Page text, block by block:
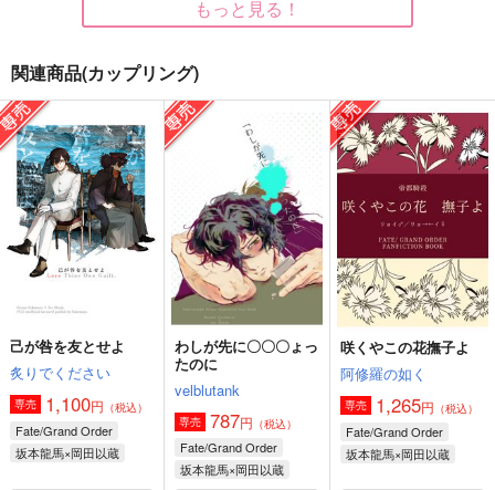
特異点：白騎竜躯余
夢 アルヴァライヒ
月草と櫨
1,760円（税込）
青柳冬弥×東雲彰人
サンプル
作品詳細
それでも今を生きてい
く
1,305円（税込）
リンク×ゼルダ
サンプル
作品詳細
王国へ
ナトリウムランプ
（税込）
セフィロス×クラウド
サンプル
作品詳細
もっと見る！
関連商品(カップリング)
己が咎を友とせよ
炙りでください
専売 1,100円 （税込）
Fate/Grand Order
坂本龍馬×岡田以蔵
わしが先に〇〇〇ょっ
たのに
velblutank
専売 787円 （税込）
Fate/Grand Order
坂本龍馬×岡田以蔵
咲くやこの花撫子よ
阿修羅の如く
専売 1,265円 （税込）
Fate/Grand Order
坂本龍馬×岡田以蔵